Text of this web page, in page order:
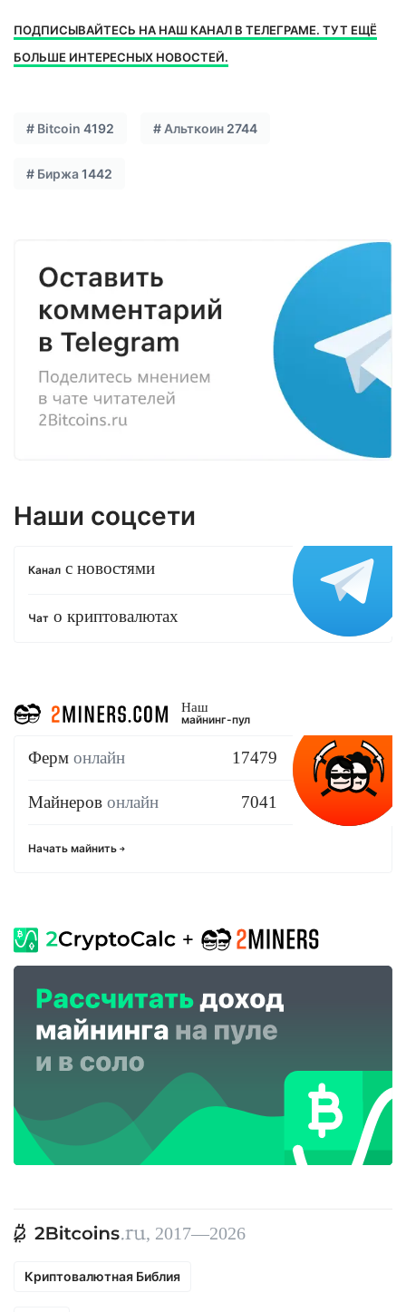
ПОДПИСЫВАЙТЕСЬ НА НАШ КАНАЛ В ТЕЛЕГРАМЕ. ТУТ ЕЩЁ
БОЛЬШЕ ИНТЕРЕСНЫХ НОВОСТЕЙ.
# Bitcoin 4192 # Альткоин 2744
# Биржа 1442
Наши соцсети
Канал с новостями
Чат о криптовалютах
Наш
майнинг-пул
Ферм онлайн 17479
Майнеров онлайн 7041
Начать майнить
, 2017—2026
Криптовалютная Библия